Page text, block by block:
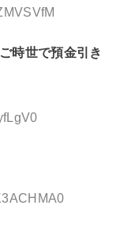
時世で預金引き